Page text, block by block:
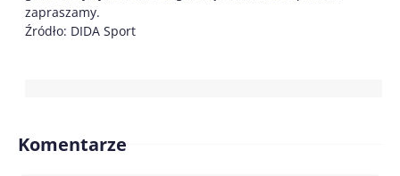
zapraszamy.
Źródło: DIDA Sport
Komentarze